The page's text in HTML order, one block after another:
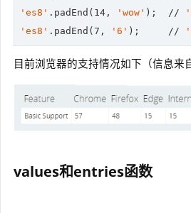
'es8' .padEnd( 14 , 'wow' ); //
'es8' .padEnd( 7 , '6' ); //
目前浏览器的支持情况如下（信息来
values和entries函数